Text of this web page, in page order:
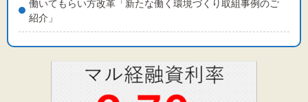
働いてもらい方改革「新たな働く環境づくり取組事例のご
紹介」